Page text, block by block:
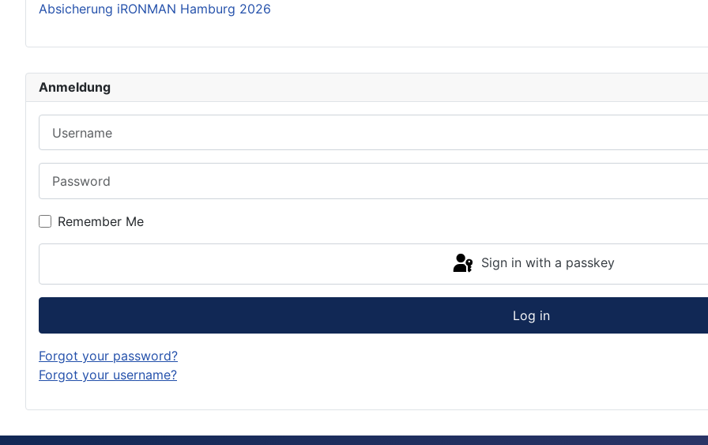
Anmeldung
Remember Me
Sign in with a passkey
Log in
Forgot your password?
Forgot your username?
Absicherung iRONMAN Hamburg 2026